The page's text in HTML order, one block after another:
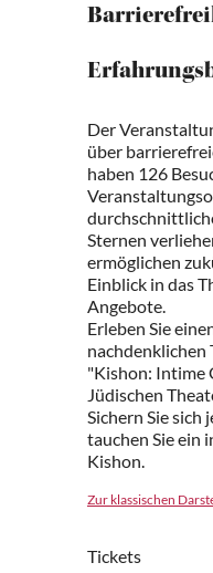
Der
über
haben 126
Sternen
ermöglichen
Einblick in das
Angebote.
Erleben Sie
nachdenklichen
"Kishon: Intime
Jüdischen
Sichern Sie sich
tauchen Sie ein
Kishon.
Zur klassischen
Tickets